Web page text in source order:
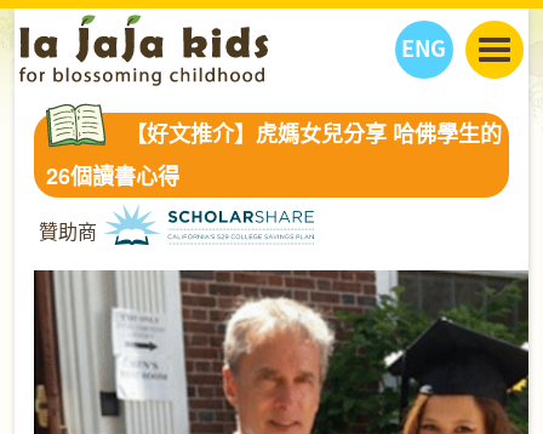
ENG
丫丫看天下
教學活動
丫丫活動
丫丫之選
健康生活館
關於我們
我們的故事
丫丫夥伴 + 友情連接
購物
【好文推介】虎媽女兒分享 哈佛學生的
26個讀書心得
贊助商